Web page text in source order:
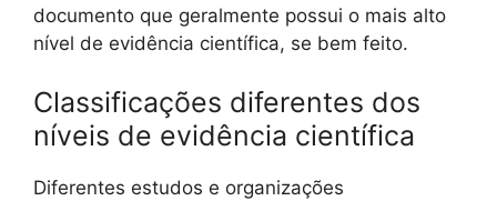
documento que geralmente possui o mais alto
nível de evidência científica, se bem feito.
Classificações diferentes dos
níveis de evidência científica
Diferentes estudos e organizações